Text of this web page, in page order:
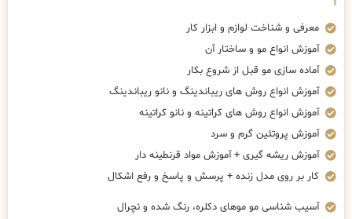
معرفی و شناخت لوازم و ابزار کار
آموزش انواع مو و ساختار آن
آماده سازی مو قبل از شروع بکار
آموزش انواع روش های ریباندینگ و نانو ریباندینگ
آموزش انواع روش های کراتینه و نانو کراتینه
آموزش پروتئین گرم و سرد
آموزش ریشه گیری + آموزش مواد قرنطینه دار
کار بر روی مدل زنده + پرسش و پاسخ و رفع اشکال
آسیب شناسی مو موهای دکلره، رنگ شده و نچرال